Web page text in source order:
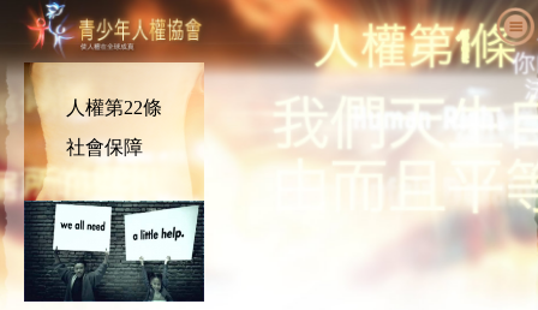
關於我們
什麼是青少年人權協會（YHR）？
我們的目的
國際青少年人權協會歷史
主管職員
諮詢委員會
YHRI合作夥伴
什麼是人權
人權定義
《世界人權宣言》
教育人士
教育套組細節
教育人士應用成果
人權課程
採取行動
一同參與
請願
會員與捐款
為人權發聲
人權活動
人權機構
新消息
訂購
人權第22條
社會保障